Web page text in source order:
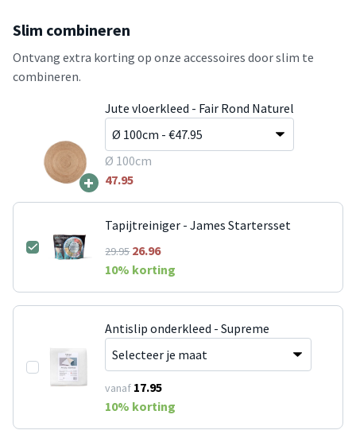
Slim combineren
Ontvang extra korting op onze accessoires door slim te
combineren.
+
Jute vloerkleed - Fair Rond Naturel
Ø 100cm
47.95
Tapijtreiniger - James Startersset
29.9526.96
10% korting
Antislip onderkleed - Supreme
vanaf 17.95
10% korting